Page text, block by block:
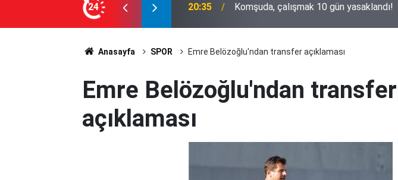
24 20:35 İşte sakladıkları ve utandıkları o isim!
Anasayfa SPOR Emre Belözoğlu'ndan transfer açıklaması
Emre Belözoğlu'ndan transfer
açıklaması